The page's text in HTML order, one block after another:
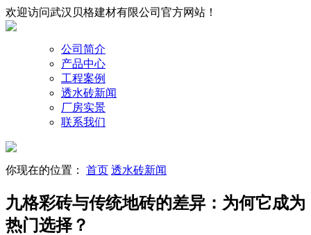
欢迎访问武汉贝格建材有限公司官方网站！
公司简介
产品中心
工程案例
透水砖新闻
厂房实景
联系我们
你现在的位置： 首页 透水砖新闻
九格彩砖与传统地砖的差异：为何它成为
热门选择？